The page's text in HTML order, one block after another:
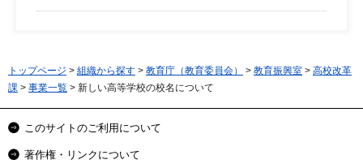
トップページ > 組織から探す > 教育庁（教育委員会） > 教育振興室 > 高校改革
課 > 事業一覧 > 新しい高等学校の校名について
このサイトのご利用について
著作権・リンクについて